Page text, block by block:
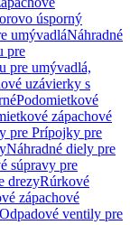
úsporný
umývadláNáhradné
pre
pre umývadlá,
uzávierky s
Podomietkové
zápachové
pre Prípojky pre
Náhradné diely pre
súpravy pre
drezyRúrkové
zápachové
Odpadové ventily pre